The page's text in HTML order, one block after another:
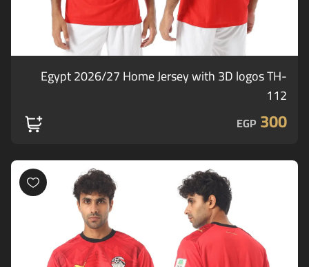
Egypt 2026/27 Home Jersey with 3D logos TH-
112
300
EGP